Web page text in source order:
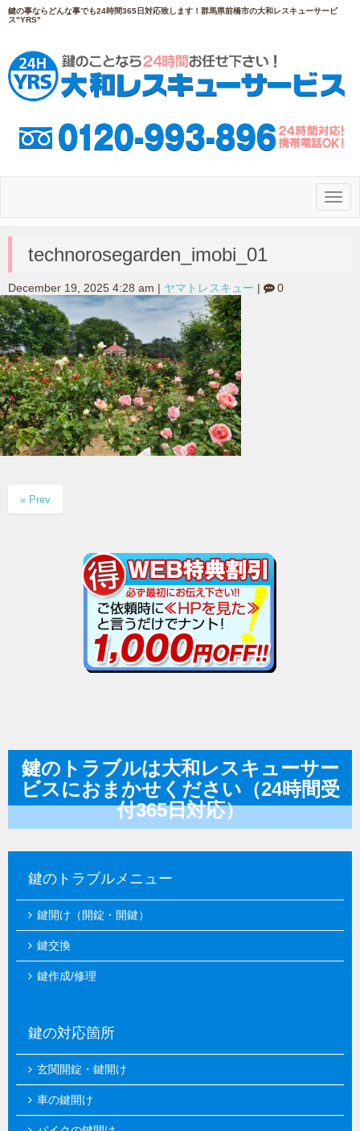
鍵の事ならどんな事でも24時間365日対応致します！群馬県前橋市の大和レスキューサービ
ス"YRS"
N
a
technorosegarden_imobi_01
December 19, 2025 4:28 am ヤマトレスキュー 0
« Prev
鍵のトラブルは大和レスキューサー
ビスにおまかせください（24時間受
付365日対応）
鍵のトラブルメニュー
鍵開け（開錠・開鍵）
鍵交換
鍵作成/修理
鍵の対応箇所
玄関開錠・鍵開け
車の鍵開け